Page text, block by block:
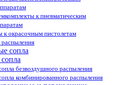
к пневматическим
к окрасочным пистолетам
безвоздушного распыления
комбинированного распыления